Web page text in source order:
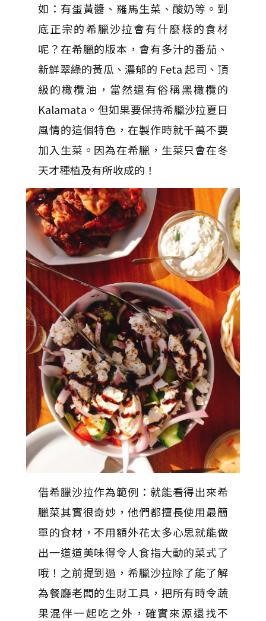
如：有蛋黃醬、羅馬生菜、酸奶等。到
底正宗的希臘沙拉會有什麼樣的食材
呢？在希臘的版本，會有多汁的番茄、
新鮮翠綠的黃瓜、濃郁的 Feta 起司、頂
級的橄欖油，當然還有俗稱黑橄欖的
Kalamata。但如果要保持希臘沙拉夏日
風情的這個特色，在製作時就千萬不要
加入生菜。因為在希臘，生菜只會在冬
天才種植及有所收成的！
借希臘沙拉作為範例：就能看得出來希
臘菜其實很奇妙，他們都擅長使用最簡
單的食材，不用額外花太多心思就能做
出一道道美味得令人食指大動的菜式了
哦！之前提到過，希臘沙拉除了能了解
為餐廳老闆的生財工具，把所有時令蔬
果混伴一起吃之外，確實來源還找不